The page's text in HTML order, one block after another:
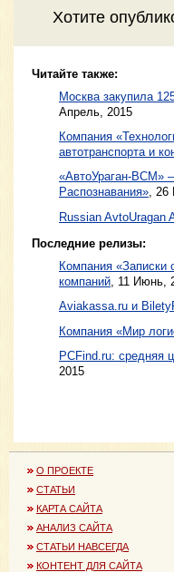
Хотите
Читайте также:
Москва закупила
Апрель, 2015
Компания
автотранспорта и
«АвтоУраган-ВСМ»
Распознавания», 26
Russian AvtoUragan
Последние релизы:
Компания «Записки
компаний, 11 Июнь,
Aviakassa.ru и
Компания «Мир
PCFind.ru: средняя
2015
О ПРОЕКТЕ
СТАТЬИ
КАРТА САЙТА
АНАЛИЗ САЙТА
СТАТЬИ НАВСЕГДА
КОНТЕНТ ДЛЯ САЙТА